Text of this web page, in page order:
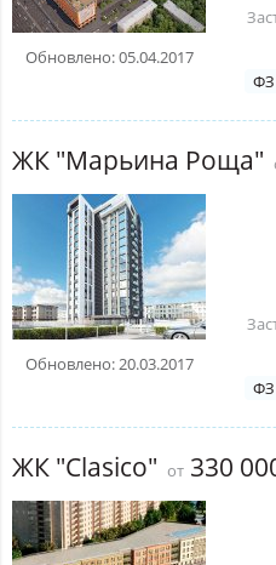
Обновлено: 05.04.2017
ФЗ
ЖК "Марьина Роща"
Обновлено: 20.03.2017
ФЗ
ЖК "Clasico" от 330